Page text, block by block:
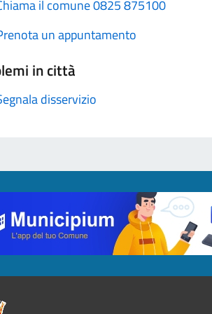
il comune 0825 875100
un appuntamento
in città
disservizio